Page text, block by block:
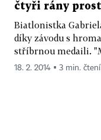
čtyři rány
Biatlonistka
díky závodu s
stříbrnou medaili.
18. 2. 2014 ▪ 3 min. čtení